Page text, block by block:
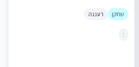
שחקן רעננה
: